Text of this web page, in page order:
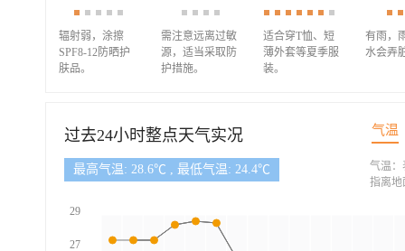
辐射弱，涂擦
SPF8-12防晒护
肤品。
需注意远离过敏
源，适当采取防
护措施。
适合穿T恤、短
薄外套等夏季服
装。
有雨，
水会弄
过去24小时整点天气实况 气温
最高气温: 28.6℃ , 最低气温: 24.4℃
29
27
气温：
指离地